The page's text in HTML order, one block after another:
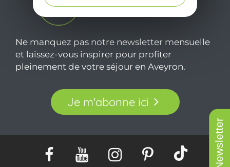
Newsletter
Ne manquez pas notre newsletter mensuelle
et laissez-vous inspirer pour profiter
pleinement de votre séjour en Aveyron.
Je m'abonne ici